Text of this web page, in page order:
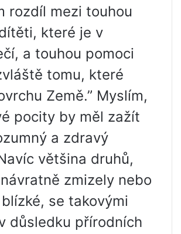
rozdíl mezi touhou
které je v
a touhou pomoci
tomu, které
Země.” Myslím,
pocity by měl zažít
a zdravý
většina druhů,
zmizely nebo
se takovými
důsledku přírodních